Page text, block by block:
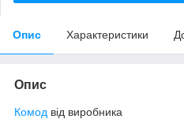
Опис Характеристики
Опис
Комод від виробника